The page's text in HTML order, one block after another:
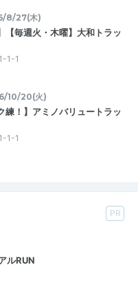
8/27(木)
【毎週火・木曜】大和トラッ
1-1
10/20(火)
練！】アミノバリュートラッ
1-1
PR
ルRUN